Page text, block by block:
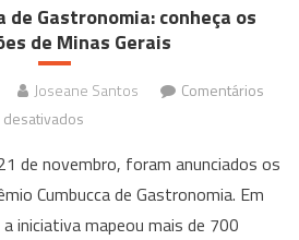
de Gastronomia: conheça os
de Minas Gerais
Joseane Santos
Comentários
desativados
Cumbucca
de
Gastronomia:
de novembro, foram anunciados os
Cumbucca de Gastronomia. Em
iniciativa mapeou mais de 700